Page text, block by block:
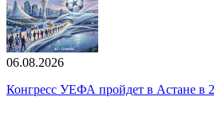
06.08.2026
Конгресс УЕФА пройдет в Астане в